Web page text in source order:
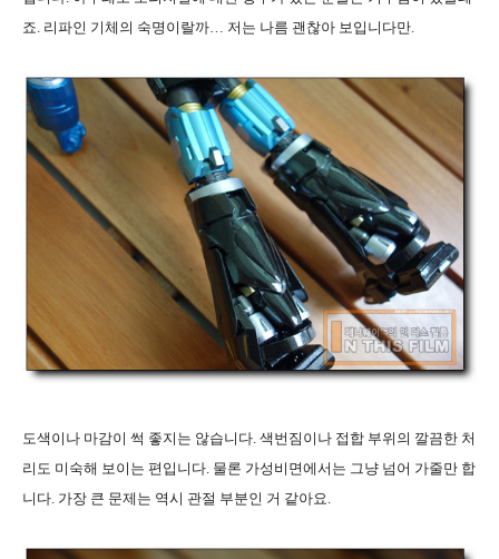
죠. 리파인 기체의 숙명이랄까… 저는 나름 괜찮아 보입니다만.
도색이나 마감이 썩 좋지는 않습니다. 색번짐이나 접합 부위의 깔끔한 처
리도 미숙해 보이는 편입니다. 물론 가성비면에서는 그냥 넘어 가줄만 합
니다. 가장 큰 문제는 역시 관절 부분인 거 같아요.